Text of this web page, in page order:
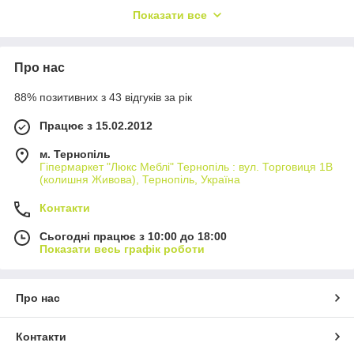
направляючих.
Показати все
Про нас
88% позитивних з 43 відгуків за рік
Працює з 15.02.2012
м. Тернопіль
Гіпермаркет "Люкс Меблі" Тернопіль : вул. Торговиця 1В
(колишня Живова), Тернопіль, Україна
Контакти
Сьогодні працює з 10:00 до 18:00
Показати весь графік роботи
Про нас
Контакти